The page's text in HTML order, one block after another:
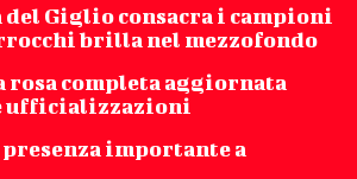
Giglio consacra i campioni
brilla nel mezzofondo
rosa completa aggiornata
ufficializzazioni
importante a